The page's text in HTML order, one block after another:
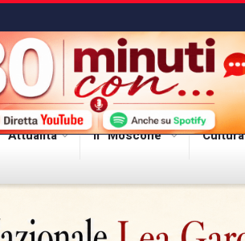
Attualità Il “Moscone” Cultura